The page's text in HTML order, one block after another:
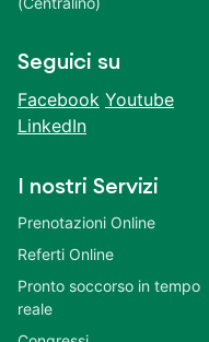
Seguici su
Facebook Youtube
LinkedIn
I nostri Servizi
Prenotazioni Online
Referti Online
Pronto soccorso in tempo
reale